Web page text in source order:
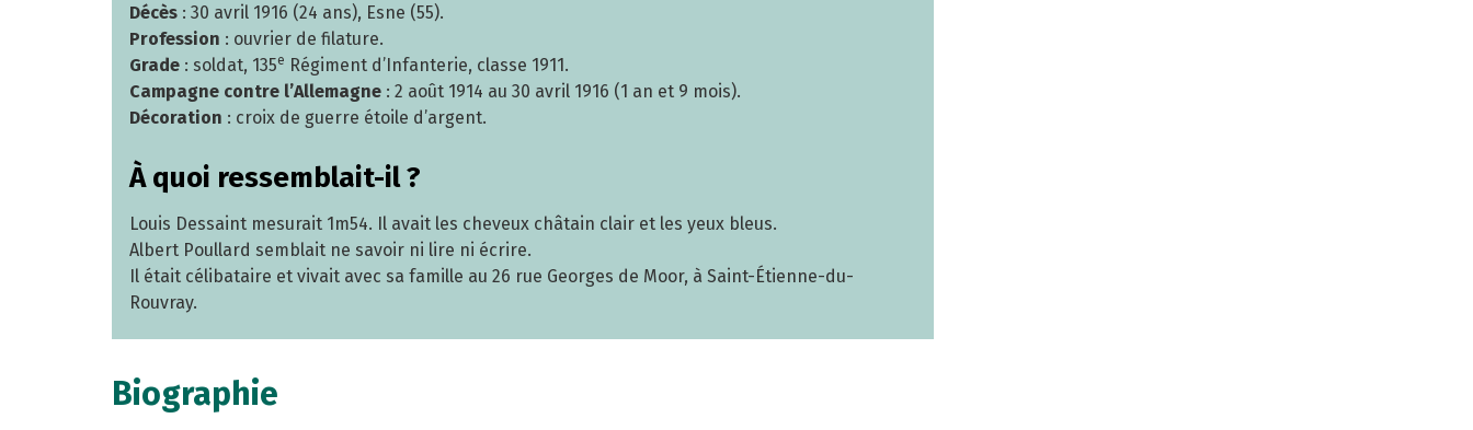
Décès : 30 avril 1916 (24 ans), Esne (55).
Profession : ouvrier de filature.
Grade : soldat, 135e Régiment d’Infanterie, classe 1911.
Campagne contre l’Allemagne : 2 août 1914 au 30 avril 1916 (1 an et 9 mois).
Décoration : croix de guerre étoile d’argent.
À quoi ressemblait-il ?
Louis Dessaint mesurait 1m54. Il avait les cheveux châtain clair et les yeux bleus.
Albert Poullard semblait ne savoir ni lire ni écrire.
Il était célibataire et vivait avec sa famille au 26 rue Georges de Moor, à Saint-Étienne-du-
Rouvray.
Biographie